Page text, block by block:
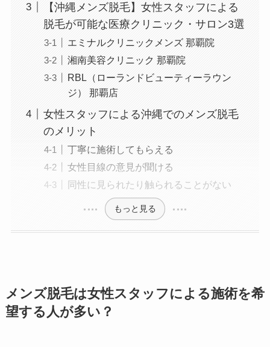
【沖縄メンズ脱毛】女性スタッフによる
脱毛が可能な医療クリニック・サロン3選
エミナルクリニックメンズ 那覇院
湘南美容クリニック 那覇院
RBL（ローランドビューティーラウン
ジ） 那覇店
女性スタッフによる沖縄でのメンズ脱毛
のメリット
丁寧に施術してもらえる
女性目線の意見が聞ける
同性に見られたり触られることがない
もっと見る
メンズ脱毛は女性スタッフによる施術を希
望する人が多い？